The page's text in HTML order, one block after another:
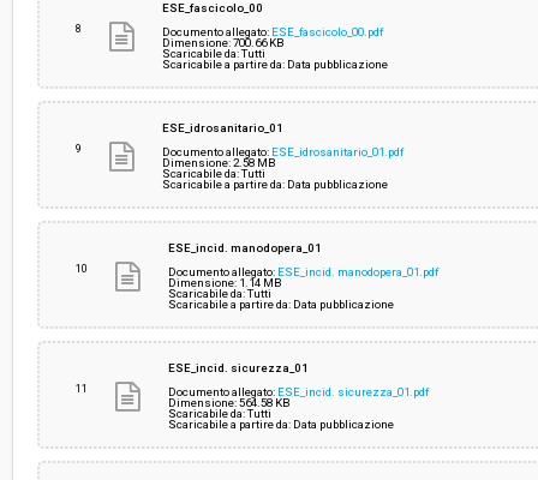
8
ESE_fascicolo_00
Documento allegato: ESE_fascicolo_00.pdf
Dimensione: 700.66 KB
Scaricabile da: Tutti
Scaricabile a partire da: Data pubblicazione
9
ESE_idrosanitario_01
Documento allegato: ESE_idrosanitario_01.pdf
Dimensione: 2.58 MB
Scaricabile da: Tutti
Scaricabile a partire da: Data pubblicazione
10
ESE_incid. manodopera_01
Documento allegato: ESE_incid. manodopera_01.pdf
Dimensione: 1.14 MB
Scaricabile da: Tutti
Scaricabile a partire da: Data pubblicazione
11
ESE_incid. sicurezza_01
Documento allegato: ESE_incid. sicurezza_01.pdf
Dimensione: 564.58 KB
Scaricabile da: Tutti
Scaricabile a partire da: Data pubblicazione